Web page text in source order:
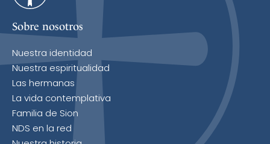
Sobre nosotros
Nuestra identidad
Nuestra espiritualidad
Las hermanas
La vida contemplativa
Familia de Sion
NDS en la red